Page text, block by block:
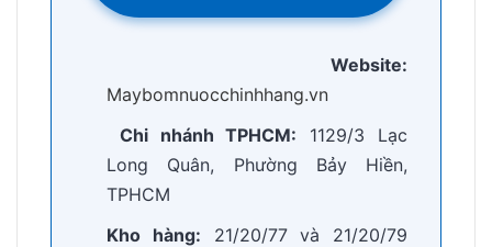
Website:
Maybomnuocchinhhang.vn
Chi nhánh TPHCM: 1129/3 Lạc
Long Quân, Phường Bảy Hiền,
TPHCM
Kho hàng: 21/20/77 và 21/20/79